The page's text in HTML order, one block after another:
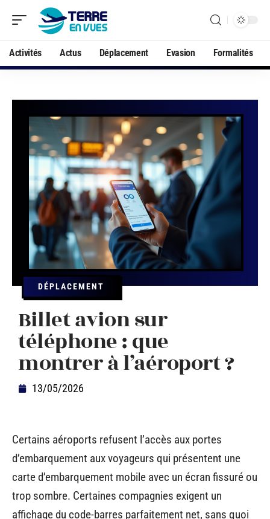
Activités Actus Déplacement Evasion Formalités
DÉPLACEMENT
Billet avion sur
téléphone : que
montrer à l’aéroport ?
13/05/2026
Certains aéroports refusent l’accès aux portes
d’embarquement aux voyageurs qui présentent une
carte d’embarquement mobile avec un écran fissuré ou
trop sombre. Certaines compagnies exigent un
affichage du code-barres parfaitement net, sans quoi